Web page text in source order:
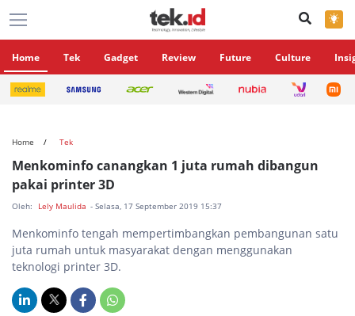
×
Home Tek Gadget Review Future Culture
Home Tek
Menkominfo canangkan 1 juta rumah dibangun
pakai printer 3D
Oleh: Lely Maulida - Selasa, 17 September 2019 15:37
Menkominfo tengah mempertimbangkan pembangunan satu
juta rumah untuk masyarakat dengan menggunakan
teknologi printer 3D.